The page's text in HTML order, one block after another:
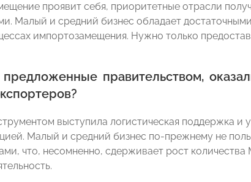
проявит себя, приоритетные отрасли
Малый и средний бизнес обладает
импортозамещения. Нужно только
правительством,
выступила логистическая поддержка и
Малый и средний бизнес по-прежнему не
что, несомненно, сдерживает рост